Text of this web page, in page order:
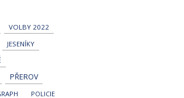
VOLBY 2022
JESENÍKY
PŘEROV
POLICIE